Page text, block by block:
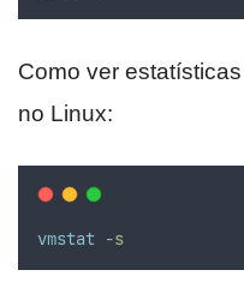
Como ver
no Linux:
vmstat -s